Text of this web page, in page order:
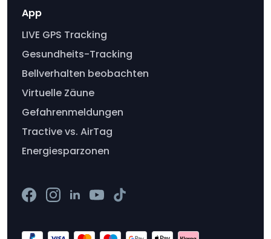
App
LIVE GPS Tracking
Gesundheits-Tracking
Bellverhalten beobachten
Virtuelle Zäune
Gefahrenmeldungen
Tractive vs. AirTag
Energiesparzonen